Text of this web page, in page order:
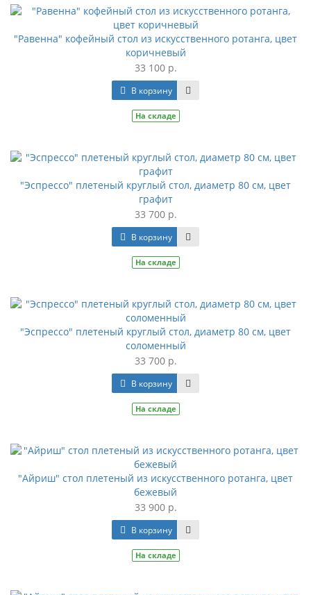
"Равенна" кофейный стол из искусственного ротанга, цвет
коричневый
33 100 р.
В корзину
На складе
"Эспрессо" плетеный круглый стол, диаметр 80 см, цвет
графит
33 700 р.
В корзину
На складе
"Эспрессо" плетеный круглый стол, диаметр 80 см, цвет
соломенный
33 700 р.
В корзину
На складе
"Айриш" стол плетеный из искусственного ротанга, цвет
бежевый
33 900 р.
В корзину
На складе